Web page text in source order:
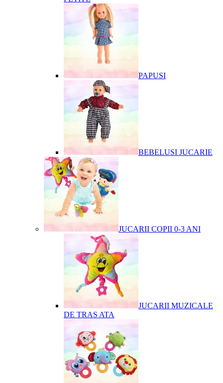
PAPUSI
BEBELUSI JUCARIE
JUCARII COPII 0-3 ANI
JUCARII MUZICALE
DE TRAS ATA